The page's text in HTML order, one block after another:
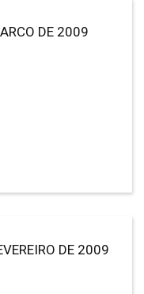
DE 2009
DE 2009